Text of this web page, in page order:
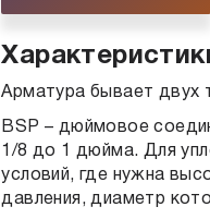
Арматура бывает двух
BSP – дюймовое
1/8 до 1 дюйма. Для
условий, где нужна
давления, диаметр